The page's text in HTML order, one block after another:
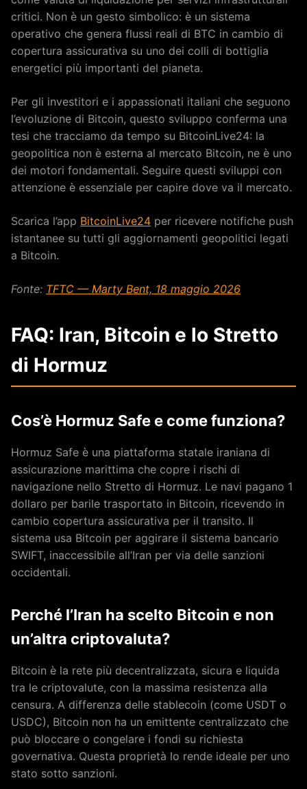
critici. Non è un gesto simbolico: è un sistema
operativo che genera flussi reali di BTC in cambio di
copertura assicurativa su uno dei colli di bottiglia
energetici più importanti del pianeta.
Per gli investitori e i appassionati italiani che seguono
l’evoluzione di Bitcoin, questo sviluppo conferma una
tesi che tracciamo da tempo su BitcoinLive24: la
geopolitica non è esterna al mercato Bitcoin, ne è uno
dei motori fondamentali. Seguire questi sviluppi con
attenzione è essenziale per capire dove va il mercato.
Scarica l’app BitcoinLive24 per ricevere notifiche push
istantanee su tutti gli aggiornamenti geopolitici legati
a Bitcoin.
Fonte: TFTC — Marty Bent, 18 maggio 2026
FAQ: Iran, Bitcoin e lo Stretto
di Hormuz
Cos’è Hormuz Safe e come funziona?
Hormuz Safe è una piattaforma statale iraniana di
assicurazione marittima che copre i rischi di
navigazione nello Stretto di Hormuz. Le navi pagano 1
dollaro per barile trasportato in Bitcoin, ricevendo in
cambio copertura assicurativa per il transito. Il
sistema usa Bitcoin per aggirare il sistema bancario
SWIFT, inaccessibile all’Iran per via delle sanzioni
occidentali.
Perché l’Iran ha scelto Bitcoin e non
un’altra criptovaluta?
Bitcoin è la rete più decentralizzata, sicura e liquida
tra le criptovalute, con la massima resistenza alla
censura. A differenza delle stablecoin (come USDT o
USDC), Bitcoin non ha un emittente centralizzato che
può bloccare o congelare i fondi su richiesta
governativa. Questa proprietà lo rende ideale per uno
stato sotto sanzioni.